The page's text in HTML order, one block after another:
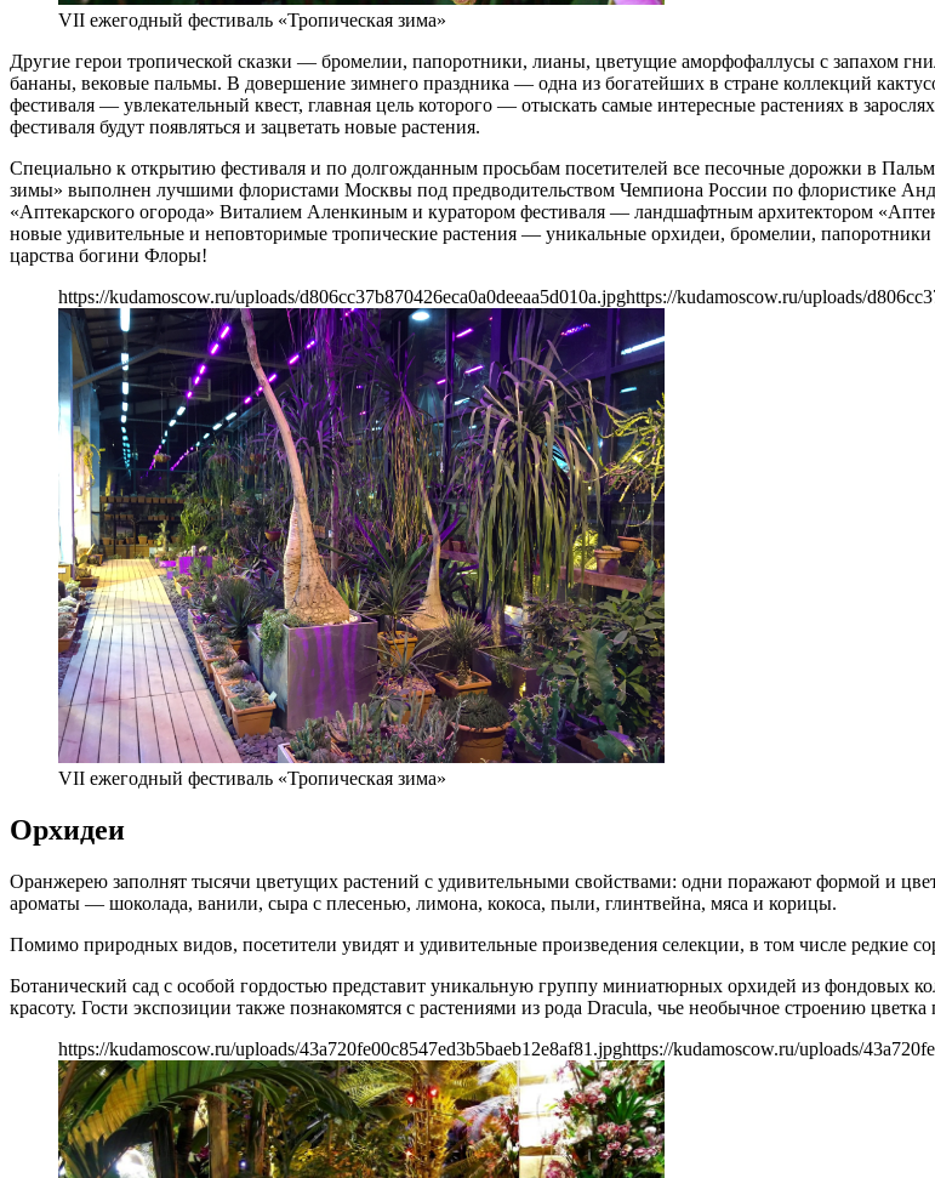
VII ежегодный фестиваль «Тропическая зима»
Другие герои тропической сказки — бромелии, папоротники, лианы, цветущие аморфофаллусы с запахом
бананы, вековые пальмы. В довершение зимнего праздника — одна из богатейших в стране коллекций
фестиваля — увлекательный квест, главная цель которого — отыскать самые интересные растениях в
фестиваля будут появляться и зацветать новые растения.
Специально к открытию фестиваля и по долгожданным просьбам посетителей все песочные дорожки в
зимы» выполнен лучшими флористами Москвы под предводительством Чемпиона России по флористике
«Аптекарского огорода» Виталием Аленкиным и куратором фестиваля — ландшафтным архитектором
новые удивительные и неповторимые тропические растения — уникальные орхидеи, бромелии,
царства богини Флоры!
https://kudamoscow.ru/uploads/d806cc37b870426eca0a0deeaa5d010a.jpghttps://kudamoscow.ru/uploads/
VII ежегодный фестиваль «Тропическая зима»
Орхидеи
Оранжерею заполнят тысячи цветущих растений с удивительными свойствами: одни поражают формой и
ароматы — шоколада, ванили, сыра с плесенью, лимона, кокоса, пыли, глинтвейна, мяса и корицы.
Помимо природных видов, посетители увидят и удивительные произведения селекции, в том числе редкие
Ботанический сад с особой гордостью представит уникальную группу миниатюрных орхидей из фондовых
красоту. Гости экспозиции также познакомятся с растениями из рода Dracula, чье необычное строению
https://kudamoscow.ru/uploads/43a720fe00c8547ed3b5baeb12e8af81.jpghttps://kudamoscow.ru/uploads/